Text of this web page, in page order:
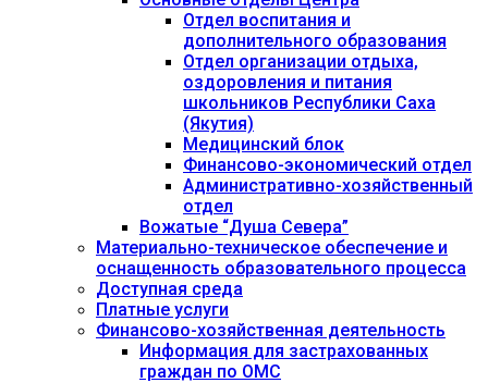
Отдел воспитания и
дополнительного образования
Отдел организации отдыха,
оздоровления и питания
школьников Республики Саха
(Якутия)
Медицинский блок
Финансово-экономический отдел
Административно-хозяйственный
отдел
Вожатые “Душа Севера”
Материально-техническое обеспечение и
оснащенность образовательного процесса
Доступная среда
Платные услуги
Финансово-хозяйственная деятельность
Информация для застрахованных
граждан по ОМС